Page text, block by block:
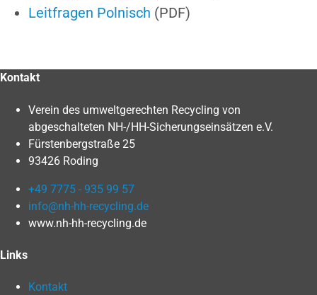
Leitfragen Polnisch (PDF)
Kontakt
Verein des umweltgerechten Recycling von
abgeschalteten NH-/HH-Sicherungseinsätzen e.V.
Fürstenbergstraße 25
93426 Roding
+49 7775 - 935 99 57
info@nh-hh-recycling.de
www.nh-hh-recycling.de
Links
Kontakt